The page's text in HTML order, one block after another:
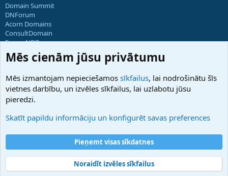
Domain Summit
DNForum
Acorn Domains
ConsultDomain
ForumNDD
Domainforum.ro
27.be
Hostmaria
Atbalsts
Palīdzība
Noteikumi un nosacījumi
Privātuma politika
Community platform by XenForo® © 2010-2025 XenForo Ltd.
Mēs cienām jūsu privātumu
Mēs izmantojam nepieciešamos sīkfailus, lai nodrošinātu šīs
vietnes darbību, un izvēles sīkfailus, lai uzlabotu jūsu
pieredzi.
Skatīt papildu informāciju un konfigurēt savas preferences
Pieņemt visas sīkdatnes
Noraidīt izvēles sīkfailus